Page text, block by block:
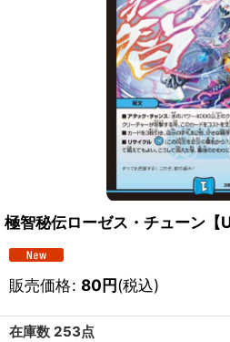
極智秘伝ローゼス・チューン
販売価格: 80円(税込)
在庫数 253点